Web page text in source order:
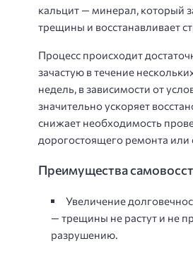
кальцит — минерал, который
трещины и восстанавливает
Процесс происходит
зачастую в течение
недель, в зависимости от
значительно ускоряет
снижает необходимость
дорогостоящего ремонта или
Преимущества
Увеличение
— трещины не растут и не
разрушению.